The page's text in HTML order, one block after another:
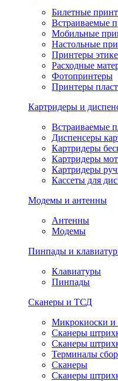
Билетные
Встраиваемые
Мобильные
Настольные
Принтеры
Расходные
Фотопринтеры
Принтеры
Картридеры и
Встраиваемые
Диспенсеры
Картридеры
Картридеры
Картридеры
Кассеты для
Модемы и антенны
Антенны
Модемы
Пинпады и
Клавиатуры
Пинпады
Сканеры и ТСД
Микрокиоски и
Сканеры
Сканеры
Терминалы
Сканеры
Сканеры